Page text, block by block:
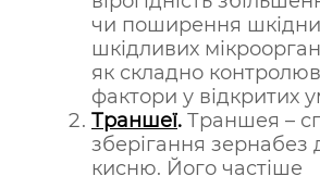
чи поширення
шкідливих
як складно
фактори у відкритих
Траншеї. Траншея –
зберігання зернабез
кисню. Його частіше